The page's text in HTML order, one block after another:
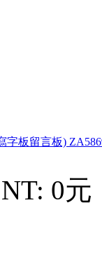
字板留言板)
NT: 0元